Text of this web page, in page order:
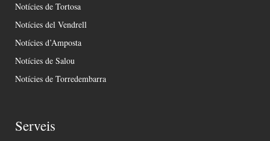
Notícies de Tortosa
Notícies del Vendrell
Notícies d’Amposta
Notícies de Salou
Notícies de Torredembarra
Serveis